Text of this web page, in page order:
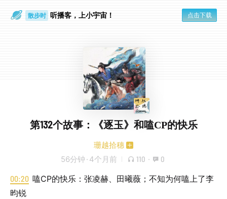
散步时 听播客，上小宇宙！ 点击下载
第132个故事：《逐玉》和嗑CP的快乐
珊越拾穗
56分钟 · 4个月前 110 · 0
00:20 嗑CP的快乐：张凌赫、田曦薇；不知为何嗑上了李
昀锐